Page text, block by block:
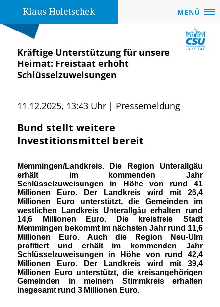
Klaus Holetschek MENÜ
Kräftige Unterstützung für unsere
Heimat: Freistaat erhöht
Schlüsselzuweisungen
11.12.2025, 13:43 Uhr | Pressemeldung
Bund stellt weitere
Investitionsmittel bereit
Memmingen/Landkreis. Die Region Unterallgäu
erhält im kommenden Jahr
Schlüsselzuweisungen in Höhe von rund 41
Millionen Euro. Der Landkreis wird mit 26,4
Millionen Euro unterstützt, die Gemeinden im
westlichen Landkreis Unterallgäu erhalten rund
14,6 Millionen Euro. Die kreisfreie Stadt
Memmingen bekommt im nächsten Jahr rund 11,6
Millionen Euro. Auch die Region Neu-Ulm
profitiert und erhält im kommenden Jahr
Schlüsselzuweisungen in Höhe von rund 42,4
Millionen Euro. Der Landkreis wird mit 39,4
Millionen Euro unterstützt, die kreisangehörigen
Gemeinden in meinem Stimmkreis erhalten
insgesamt rund 3 Millionen Euro.